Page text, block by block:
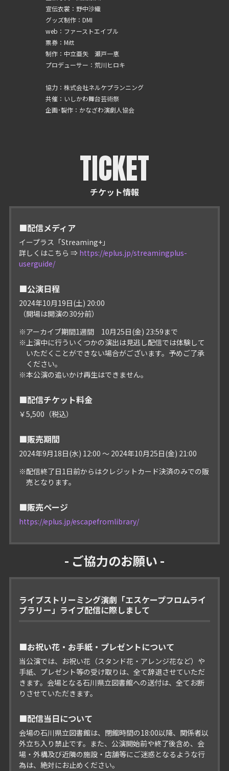
宣伝衣裳：野中沙織
グッズ制作：DMI
web：ファーストエイブル
票券：Mitt
制作：中立亜矢 瀬戸一恵
プロデューサー：荒川ヒロキ
協力：株式会社ネルケプランニング
共催：いしかわ舞台芸術祭
企画･製作：かなざわ演劇人協会
TICKET
チケット情報
■配信メディア
イープラス「Streaming+」
詳しくはこちら ⇒ https://eplus.jp/streamingplus-
userguide/
■公演日程
2024年10月19日(土) 20:00
（開場は開演の30分前）
※アーカイブ期間1週間 10月25日(金) 23:59まで
※上演中に行ういくつかの演出は見逃し配信では体験して
いただくことができない場合がございます。予めご了承
ください。
※本公演の追いかけ再生はできません。
■配信チケット料金
￥5,500（税込）
■販売期間
2024年9月18日(水) 12:00 ～ 2024年10月25日(金) 21:00
※配信終了日1日前からはクレジットカード決済のみでの販
売となります。
■販売ページ
https://eplus.jp/escapefromlibrary/
- ご協力のお願い -
ライブストリーミング演劇「エスケープフロムライ
ブラリー」ライブ配信に際しまして
■お祝い花・お手紙・プレゼントについて
当公演では、お祝い花（スタンド花・アレンジ花など）や
手紙、プレゼント等の受け取りは、全て辞退させていただ
きます。 会場となる石川県立図書館への送付は、全てお断
りさせていただきます。
■配信当日について
会場の石川県立図書館は、閉館時間の18:00以降、関係者以
外立ち入り禁止です。 また、公演開始前や終了後含め、会
場・外構及び近隣の施設・店舗等にご迷惑となるような行
為は、絶対にお止めください。